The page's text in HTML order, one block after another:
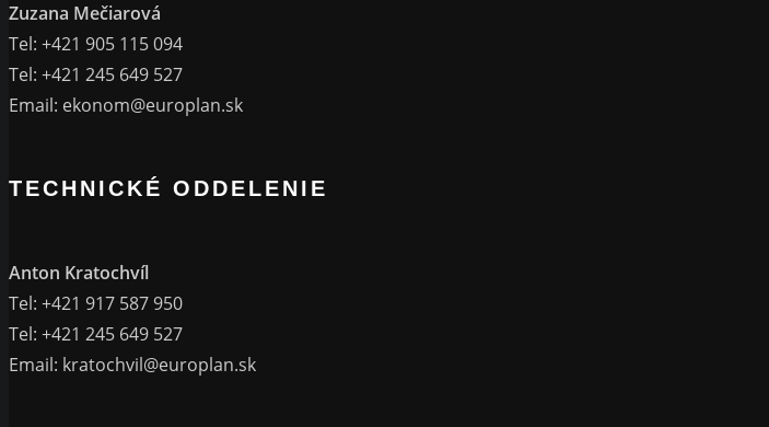
Zuzana Mečiarová
Tel: +421 905 115 094
Tel: +421 245 649 527
Email: ekonom@europlan.sk
TECHNICKÉ ODDELENIE
Anton Kratochvíl
Tel: +421 917 587 950
Tel: +421 245 649 527
Email: kratochvil@europlan.sk